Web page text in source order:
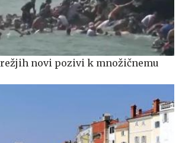
novi pozivi k množičnemu